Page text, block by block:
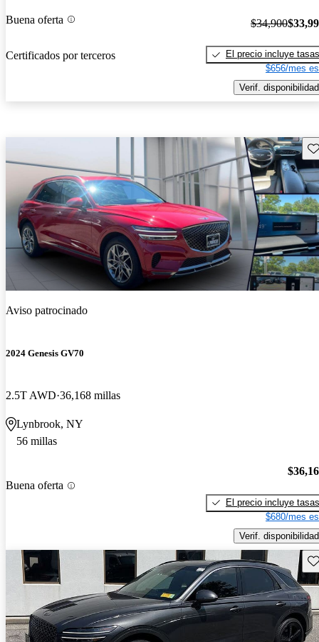
Buena oferta
Certificados por terceros
$34,900
El precio incluye tasas
$656/mes
Verif. disponibilidad
Aviso patrocinado
2024 Genesis GV70
2.5T AWD 36,168 millas
Lynbrook, NY
56 millas
Buena oferta
El precio incluye tasas
$680/mes
Verif. disponibilidad